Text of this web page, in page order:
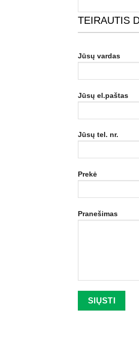
TEIRAUTIS
Jūsų vardas
Jūsų el.paštas
Jūsų tel. nr.
Prekė
Pranešimas